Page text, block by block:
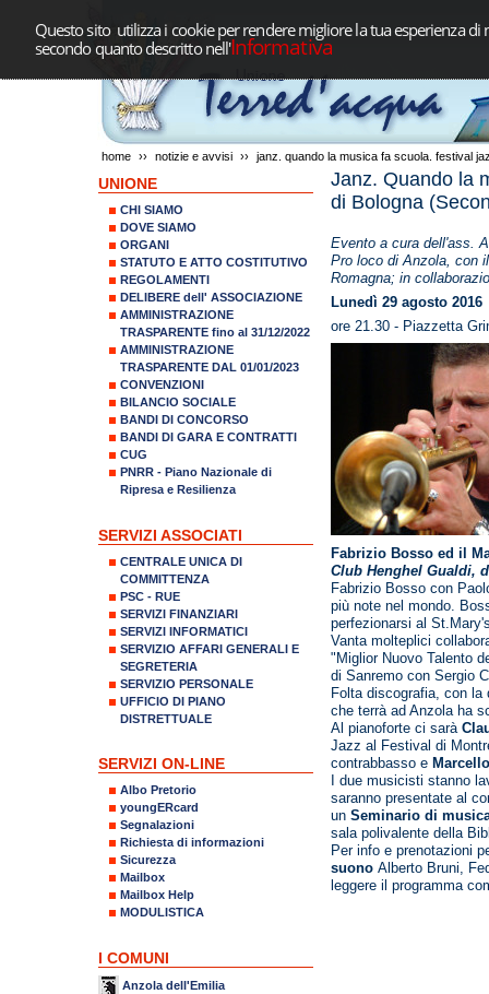
Questo sito utilizza i cookie per rendere migliore la tua esperienza
secondo quanto descritto nell'Informativa
home ›› notizie e avvisi ›› janz. quando la musica fa scuola. festival
UNIONE
CHI SIAMO
DOVE SIAMO
ORGANI
STATUTO E ATTO COSTITUTIVO
REGOLAMENTI
DELIBERE dell' ASSOCIAZIONE
AMMINISTRAZIONE
TRASPARENTE fino al 31/12/2022
AMMINISTRAZIONE
TRASPARENTE DAL 01/01/2023
CONVENZIONI
BILANCIO SOCIALE
BANDI DI CONCORSO
BANDI DI GARA E CONTRATTI
CUG
PNRR - Piano Nazionale di
Ripresa e Resilienza
SERVIZI ASSOCIATI
CENTRALE UNICA DI
COMMITTENZA
PSC - RUE
SERVIZI FINANZIARI
SERVIZI INFORMATICI
SERVIZIO AFFARI GENERALI E
SEGRETERIA
SERVIZIO PERSONALE
UFFICIO DI PIANO
DISTRETTUALE
SERVIZI ON-LINE
Albo Pretorio
youngERcard
Segnalazioni
Richiesta di informazioni
Sicurezza
Mailbox
Mailbox Help
MODULISTICA
I COMUNI
Anzola dell'Emilia
Janz. Quando la
di Bologna
Evento a cura dell'ass.
Pro loco di Anzola, con
Romagna; in
Lunedì 29 agosto 2016
ore 21.30 - Piazzetta
Fabrizio Bosso ed il
Club Henghel Gualdi,
Fabrizio Bosso con
più note nel mondo.
perfezionarsi al
Vanta molteplici
"Miglior Nuovo Talento
di Sanremo con Sergio
Folta discografia, con
che terrà ad Anzola ha
Al pianoforte ci sarà
Jazz al Festival di
contrabbasso e
I due musicisti stanno
saranno presentate al
un Seminario di
sala polivalente della
Per info e prenotazioni
suonoAlberto Bruni,
leggere il programma